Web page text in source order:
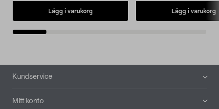
Lägg i varukorg Lägg i varukorg
Sidfot
Kundservice
Mitt konto